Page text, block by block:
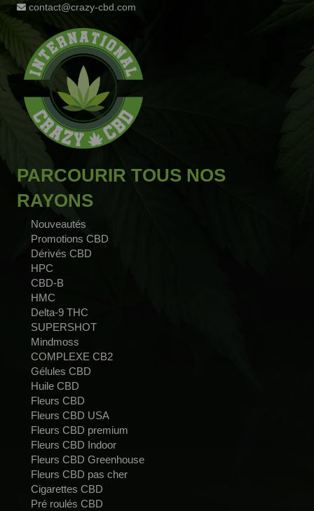
contact@crazy-cbd.com
PARCOURIR TOUS NOS
RAYONS
Nouveautés
Promotions CBD
Dérivés CBD
HPC
CBD-B
HMC
Delta-9 THC
SUPERSHOT
Mindmoss
COMPLEXE CB2
Gélules CBD
Huile CBD
Fleurs CBD
Fleurs CBD USA
Fleurs CBD premium
Fleurs CBD Indoor
Fleurs CBD Greenhouse
Fleurs CBD pas cher
Cigarettes CBD
Pré roulés CBD